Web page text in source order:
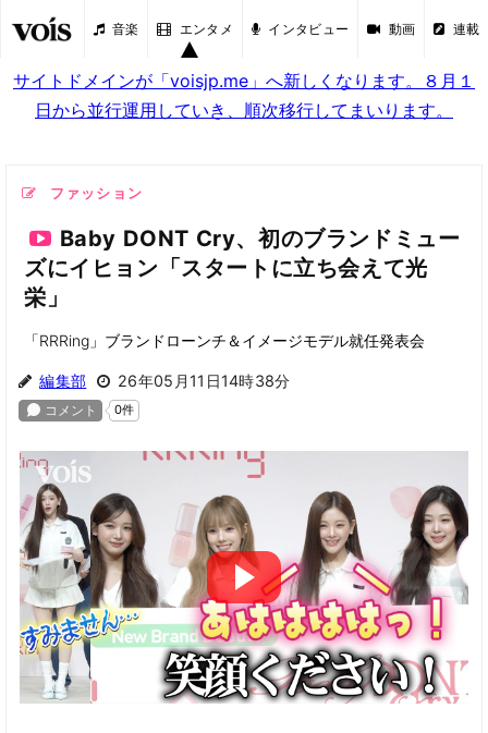
音楽 エンタメ インタビュー 動画 連載
サイトドメインが「voisjp.me」へ新しくなります。８月１
日から並行運用していき、順次移行してまいります。
ファッション
Baby DONT Cry、初のブランドミュー
ズにイヒョン「スタートに立ち会えて光
栄」
「RRRing」ブランドローンチ＆イメージモデル就任発表会
編集部 26年05月11日14時38分